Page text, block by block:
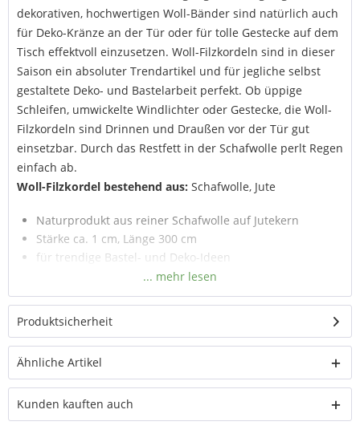
dekorativen, hochwertigen Woll-Bänder sind natürlich auch
für Deko-Kränze an der Tür oder für tolle Gestecke auf dem
Tisch effektvoll einzusetzen. Woll-Filzkordeln sind in dieser
Saison ein absoluter Trendartikel und für jegliche selbst
gestaltete Deko- und Bastelarbeit perfekt. Ob üppige
Schleifen, umwickelte Windlichter oder Gestecke, die Woll-
Filzkordeln sind Drinnen und Draußen vor der Tür gut
einsetzbar. Durch das Restfett in der Schafwolle perlt Regen
einfach ab.
Woll-Filzkordel bestehend aus: Schafwolle, Jute
Naturprodukt aus reiner Schafwolle auf Jutekern
Stärke ca. 1 cm, Länge 300 cm
für trendige Bastel- und Deko-Ideen
für den Innen- und Außenbereich
Dekoband für Gestecke, Türkränze, Tischdeko
Produktsicherheit
Ähnliche Artikel
Kunden kauften auch